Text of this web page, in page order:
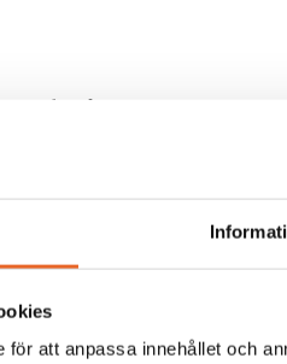
för att anpassa innehållet och
följande